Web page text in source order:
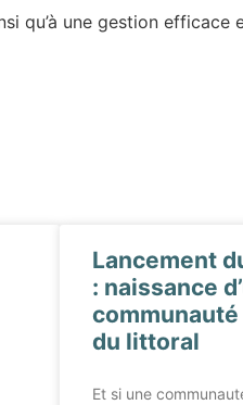
qu’à une gestion efficace
Lancement
: naissance
communauté
du littoral
Et si une